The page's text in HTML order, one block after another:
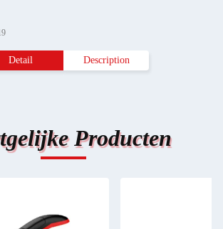
Detail Description
Producten